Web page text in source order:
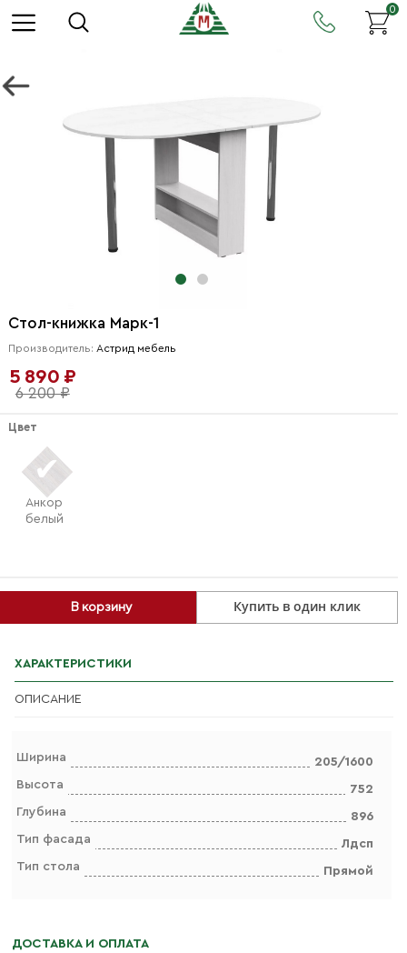
0
Стол-книжка Марк-1
Производитель: Астрид мебель
5 890 ₽
6 200 ₽
В корзину Купить в один клик
Цвет
Анкор
белый
ХАРАКТЕРИСТИКИ
ОПИСАНИЕ
Ширина
205/1600
Высота
752
Глубина
896
Тип фасада
Лдсп
Тип стола
Прямой
ДОСТАВКА И ОПЛАТА